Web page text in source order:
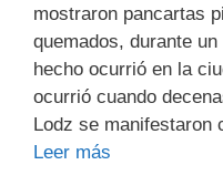
mostraron pancartas
quemados, durante
hecho ocurrió en la
ocurrió cuando
Lodz se
Leer más